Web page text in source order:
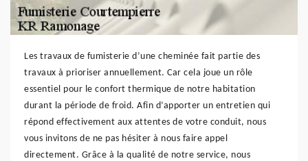
Les travaux de fumisterie d’une cheminée fait partie des
travaux à prioriser annuellement. Car cela joue un rôle
essentiel pour le confort thermique de notre habitation
durant la période de froid. Afin d’apporter un entretien qui
répond effectivement aux attentes de votre conduit, nous
vous invitons de ne pas hésiter à nous faire appel
directement. Grâce à la qualité de notre service, nous